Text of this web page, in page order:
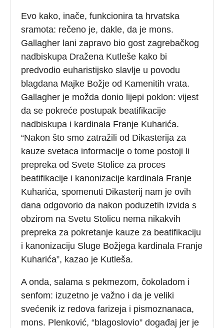
Evo kako, inače, funkcionira ta hrvatska
sramota: rečeno je, dakle, da je mons.
Gallagher lani zapravo bio gost zagrebačkog
nadbiskupa Dražena Kutleše kako bi
predvodio euharistijsko slavlje u povodu
blagdana Majke Božje od Kamenitih vrata.
Gallagher je možda donio lijepi poklon: vijest
da se pokreće postupak beatifikacije
nadbiskupa i kardinala Franje Kuharića.
“Nakon što smo zatražili od Dikasterija za
kauze svetaca informacije o tome postoji li
prepreka od Svete Stolice za proces
beatifikacije i kanonizacije kardinala Franje
Kuharića, spomenuti Dikasterij nam je ovih
dana odgovorio da nakon poduzetih izvida s
obzirom na Svetu Stolicu nema nikakvih
prepreka za pokretanje kauze za beatifikaciju
i kanonizaciju Sluge Božjega kardinala Franje
Kuharića”, kazao je Kutleša.
A onda, salama s pekmezom, čokoladom i
senfom: izuzetno je važno i da je veliki
svećenik iz redova farizeja i pismoznanaca,
mons. Plenković, “blagoslovio” događaj jer je